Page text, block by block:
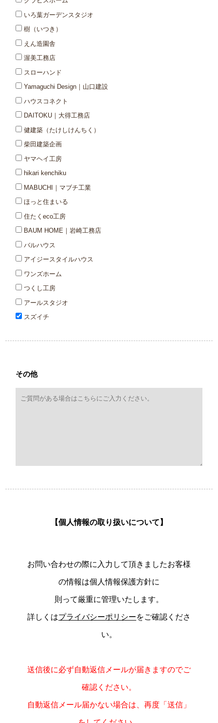
いろ葉ガーデンスタジオ
樹（いつき）
えん造園舎
渥美工務店
スローハンド
Yamaguchi Design｜山口建設
ハウスコネクト
DAITOKU｜大得工務店
健建築（たけしけんちく）
柴田建築企画
ヤマヘイ工房
hikari kenchiku
MABUCHI｜マブチ工業
ほっと住まいる
住たくeco工房
BAUM HOME｜岩崎工務店
バルハウス
アイジースタイルハウス
ワンズホーム
つくし工房
アールスタジオ
スズイチ
その他
【個人情報の取り扱いについて】
お問い合わせの際に入力して頂きましたお客様
の情報は個人情報保護方針に
則って厳重に管理いたします。
詳しくはプライバシーポリシーをご確認くださ
い。
送信後に必ず自動返信メールが届きますのでご
確認ください。
自動返信メール届かない場合は、再度「送信」